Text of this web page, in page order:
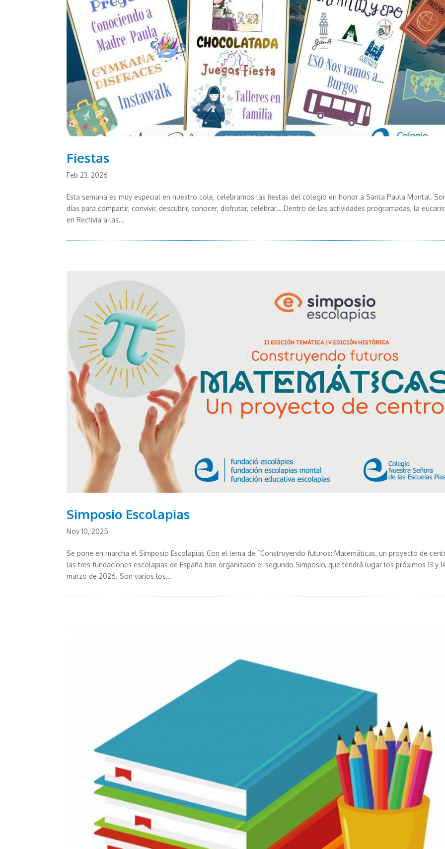
Fiestas
Feb 23, 2026
Esta semana es muy especial en nuestro cole, celebramos las fiestas del colegio en honor a Santa Paula Montal.
días para compartir, convivir, descubrir, conocer, disfrutar, celebrar… Dentro de las actividades programadas, la
en Rectivia a las...
Simposio Escolapias
Nov 10, 2025
Se pone en marcha el Simposio Escolapias Con el lema de “Construyendo futuros: Matemáticas, un proyecto de
las tres fundaciones escolapias de España han organizado el segundo Simposio, que tendrá lugar los próximos 13 y
marzo de 2026. Son varios los...